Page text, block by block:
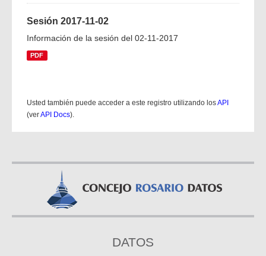
Sesión 2017-11-02
Información de la sesión del 02-11-2017
PDF
Usted también puede acceder a este registro utilizando losAPI
(verAPI Docs).
DATOS